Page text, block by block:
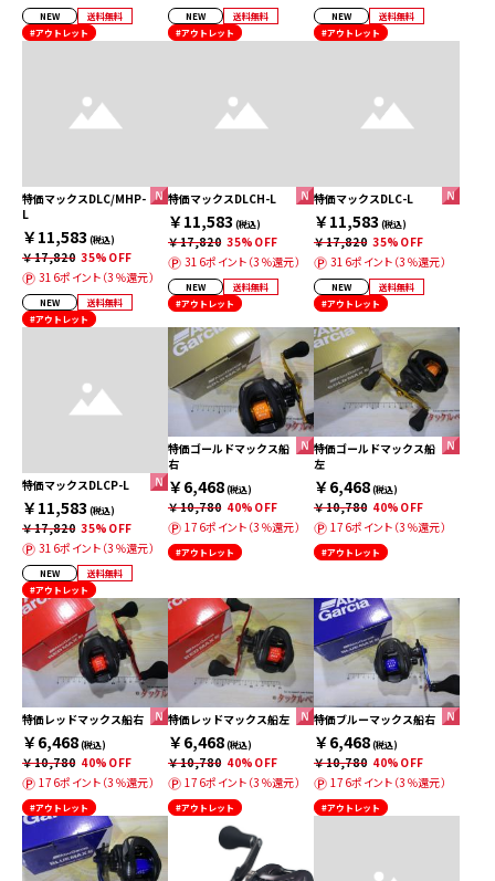
NEW
送料無料
#アウトレット
NEW
送料無料
#アウトレット
NEW
送料無料
#アウトレット
特価マックスDLC/MHP-
L
￥11,583 (税込)
￥17,820 35%OFF
316ポイント（3％還元）
NEW
送料無料
#アウトレット
特価マックスDLCH-L
￥11,583 (税込)
￥17,820 35%OFF
316ポイント（3％還元）
NEW
送料無料
#アウトレット
特価マックスDLC-L
￥11,583 (税込)
￥17,820 35%OFF
316ポイント（3％還元）
NEW
送料無料
#アウトレット
特価マックスDLCP-L
￥11,583 (税込)
￥17,820 35%OFF
316ポイント（3％還元）
NEW
送料無料
#アウトレット
特価ゴールドマックス船
右
￥6,468(税込)
￥10,780 40%OFF
176ポイント（3％還元）
#アウトレット
特価ゴールドマックス船
左
￥6,468(税込)
￥10,780 40%OFF
176ポイント（3％還元）
#アウトレット
特価レッドマックス船右
￥6,468(税込)
￥10,780 40%OFF
176ポイント（3％還元）
#アウトレット
特価レッドマックス船左
￥6,468(税込)
￥10,780 40%OFF
176ポイント（3％還元）
#アウトレット
特価ブルーマックス船右
￥6,468(税込)
￥10,780 40%OFF
176ポイント（3％還元）
#アウトレット